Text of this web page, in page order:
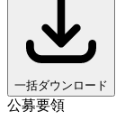
一括ダウンロード
公募要領